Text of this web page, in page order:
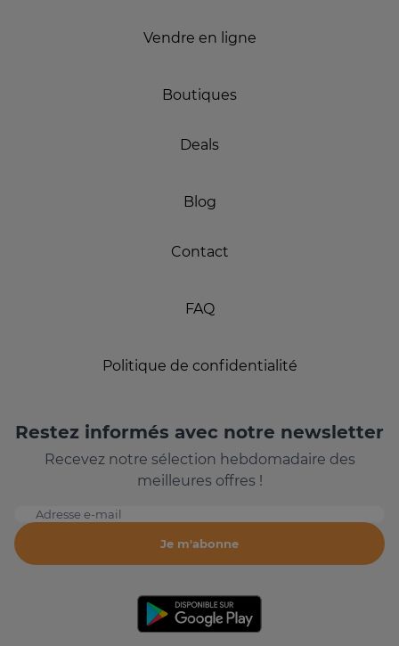
Vendre en ligne
Boutiques
Deals
Blog
Contact
FAQ
Politique de confidentialité
Restez informés avec notre newsletter
Recevez notre sélection hebdomadaire des
meilleures offres !
Adresse e-mail
Je m'abonne